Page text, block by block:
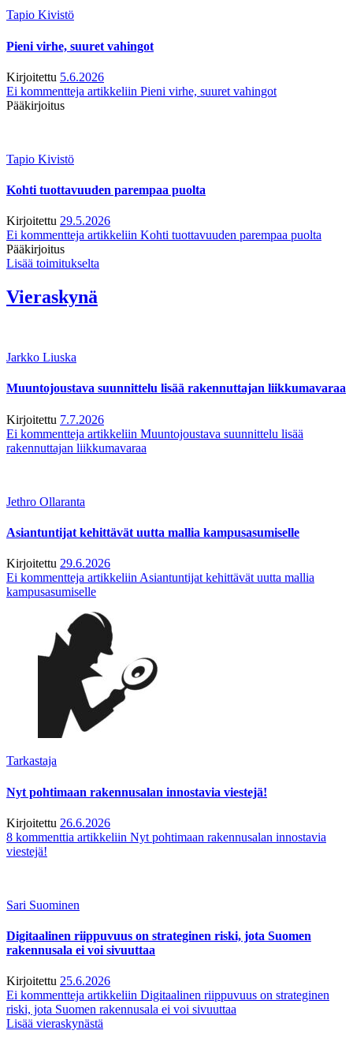
Tapio Kivistö
Pieni virhe, suuret vahingot
Kirjoitettu 5.6.2026
Ei kommentteja artikkeliin Pieni virhe, suuret vahingot
Pääkirjoitus
Tapio Kivistö
Kohti tuottavuuden parempaa puolta
Kirjoitettu 29.5.2026
Ei kommentteja artikkeliin Kohti tuottavuuden parempaa puolta
Pääkirjoitus
Lisää toimitukselta
Vieraskynä
Jarkko Liuska
Muuntojoustava suunnittelu lisää rakennuttajan liikkumavaraa
Kirjoitettu 7.7.2026
Ei kommentteja artikkeliin Muuntojoustava suunnittelu lisää
rakennuttajan liikkumavaraa
Jethro Ollaranta
Asiantuntijat kehittävät uutta mallia kampusasumiselle
Kirjoitettu 29.6.2026
Ei kommentteja artikkeliin Asiantuntijat kehittävät uutta mallia
kampusasumiselle
Tarkastaja
Nyt pohtimaan rakennusalan innostavia viestejä!
Kirjoitettu 26.6.2026
8 kommenttia artikkeliin Nyt pohtimaan rakennusalan innostavia
viestejä!
Sari Suominen
Digitaalinen riippuvuus on strateginen riski, jota Suomen
rakennusala ei voi sivuuttaa
Kirjoitettu 25.6.2026
Ei kommentteja artikkeliin Digitaalinen riippuvuus on strateginen
riski, jota Suomen rakennusala ei voi sivuuttaa
Lisää vieraskynästä